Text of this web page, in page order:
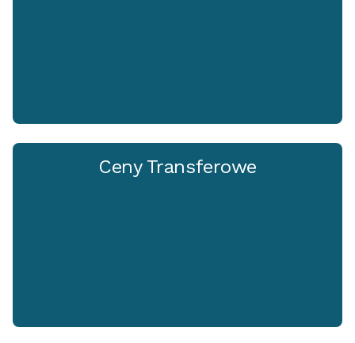
Ceny Transferowe